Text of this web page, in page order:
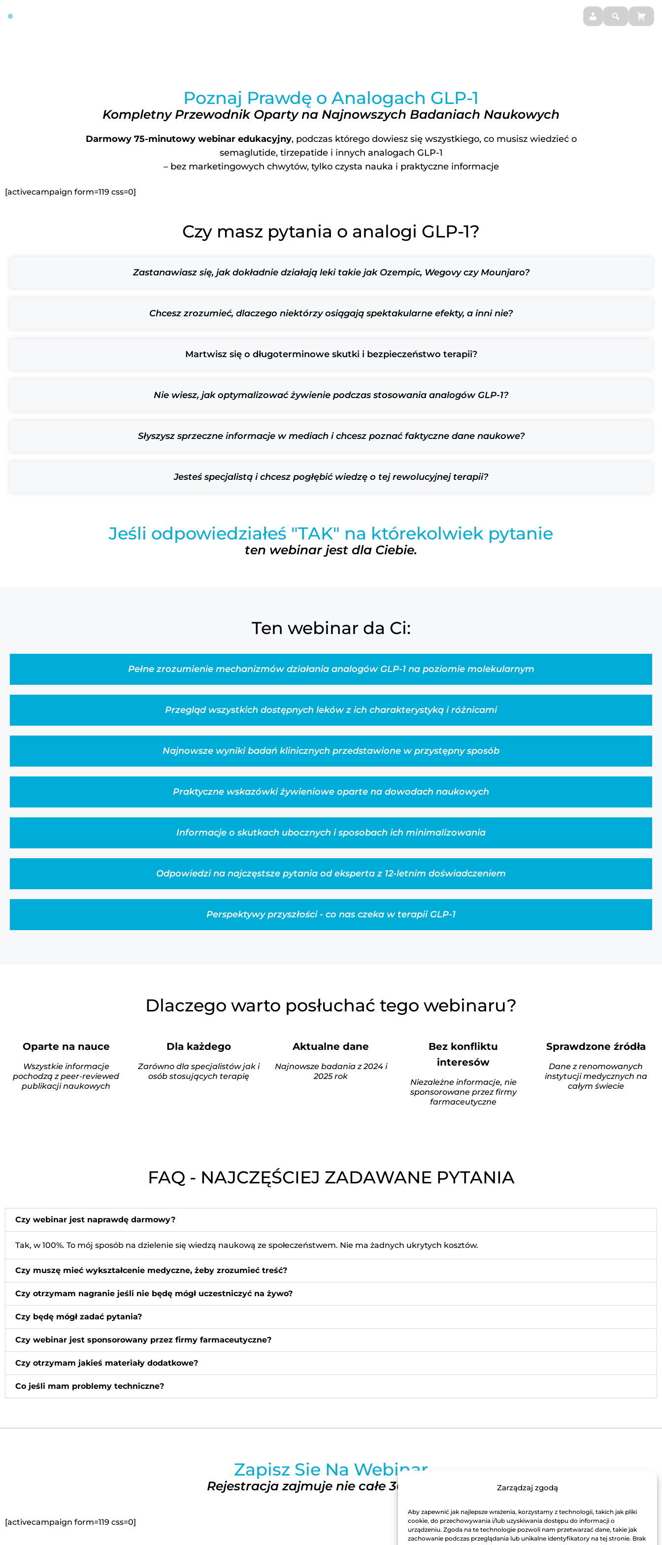
Zarządzaj zgodą
Aby zapewnić jak najlepsze wrażenia, korzystamy z technologii, takich jak pliki
cookie, do przechowywania i/lub uzyskiwania dostępu do informacji o
urządzeniu. Zgoda na te technologie pozwoli nam przetwarzać dane, takie jak
zachowanie podczas przeglądania lub unikalne identyfikatory na tej stronie. Brak
Poznaj Prawdę o Analogach GLP-1
Kompletny Przewodnik Oparty na Najnowszych Badaniach Naukowych
Darmowy 75-minutowy webinar edukacyjny, podczas którego dowiesz się wszystkiego, co musisz wiedzieć o
semaglutide, tirzepatide i innych analogach GLP-1
– bez marketingowych chwytów, tylko czysta nauka i praktyczne informacje
[activecampaign form=119 css=0]
Czy masz pytania o analogi GLP-1?
Zastanawiasz się, jak dokładnie działają leki takie jak Ozempic, Wegovy czy Mounjaro?
Chcesz zrozumieć, dlaczego niektórzy osiągają spektakularne efekty, a inni nie?
Martwisz się o długoterminowe skutki i bezpieczeństwo terapii?
Nie wiesz, jak optymalizować żywienie podczas stosowania analogów GLP-1?
Słyszysz sprzeczne informacje w mediach i chcesz poznać faktyczne dane naukowe?
Jesteś specjalistą i chcesz pogłębić wiedzę o tej rewolucyjnej terapii?
Jeśli odpowiedziałeś "TAK" na którekolwiek pytanie
ten webinar jest dla Ciebie.
Ten webinar da Ci:
Pełne zrozumienie mechanizmów działania analogów GLP-1 na poziomie molekularnym
Przegląd wszystkich dostępnych leków z ich charakterystyką i różnicami
Najnowsze wyniki badań klinicznych przedstawione w przystępny sposób
Praktyczne wskazówki żywieniowe oparte na dowodach naukowych
Informacje o skutkach ubocznych i sposobach ich minimalizowania
Odpowiedzi na najczęstsze pytania od eksperta z 12-letnim doświadczeniem
Perspektywy przyszłości - co nas czeka w terapii GLP-1
Dlaczego warto posłuchać tego webinaru?
Oparte na nauce
Wszystkie informacje
pochodzą z peer-reviewed
publikacji naukowych
Dla każdego
Zarówno dla specjalistów jak i
osób stosujących terapię
Aktualne dane
Najnowsze badania z 2024 i
2025 rok
Bez konfliktu
interesów
Niezależne informacje, nie
sponsorowane przez firmy
farmaceutyczne
Sprawdzone źródła
Dane z renomowanych
instytucji medycznych na
całym świecie
FAQ - NAJCZĘŚCIEJ ZADAWANE PYTANIA
Czy webinar jest naprawdę darmowy?
Tak, w 100%. To mój sposób na dzielenie się wiedzą naukową ze społeczeństwem. Nie ma żadnych ukrytych kosztów.
Czy muszę mieć wykształcenie medyczne, żeby zrozumieć treść?
Czy otrzymam nagranie jeśli nie będę mógł uczestniczyć na żywo?
Czy będę mógł zadać pytania?
Czy webinar jest sponsorowany przez firmy farmaceutyczne?
Czy otrzymam jakieś materiały dodatkowe?
Co jeśli mam problemy techniczne?
Zapisz Sie Na Webinar
Rejestracja zajmuje nie całe 30 sekund
[activecampaign form=119 css=0]